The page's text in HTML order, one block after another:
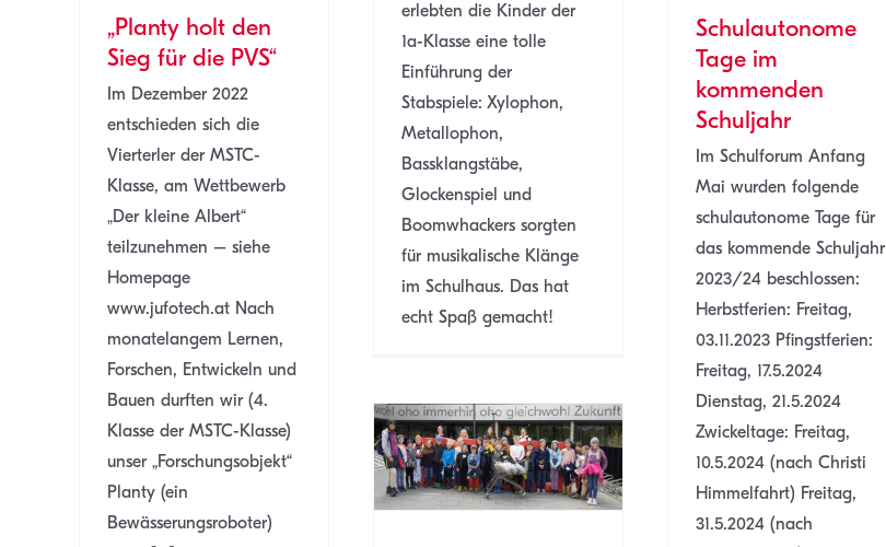
„Planty holt den
Sieg für die PVS“
Im Dezember 2022
entschieden sich die
Vierterler der MSTC-
Klasse, am Wettbewerb
„Der kleine Albert“
teilzunehmen – siehe
Homepage
www.jufotech.at Nach
monatelangem Lernen,
Forschen, Entwickeln und
Bauen durften wir (4.
Klasse der MSTC-Klasse)
unser „Forschungsobjekt“
Planty (ein
Bewässerungsroboter)
erlebten die Kinder der
1a-Klasse eine tolle
Einführung der
Stabspiele: Xylophon,
Metallophon,
Bassklangstäbe,
Glockenspiel und
Boomwhackers sorgten
für musikalische Klänge
im Schulhaus. Das hat
echt Spaß gemacht!
Schulautonome
Tage im
kommenden
Schuljahr
Im Schulforum Anfang
Mai wurden folgende
schulautonome Tage für
das kommende Schuljahr
2023/24 beschlossen:
Herbstferien: Freitag,
03.11.2023 Pfingstferien:
Freitag, 17.5.2024
Dienstag, 21.5.2024
Zwickeltage: Freitag,
10.5.2024 (nach Christi
Himmelfahrt) Freitag,
31.5.2024 (nach
Ein Einkaufswagen